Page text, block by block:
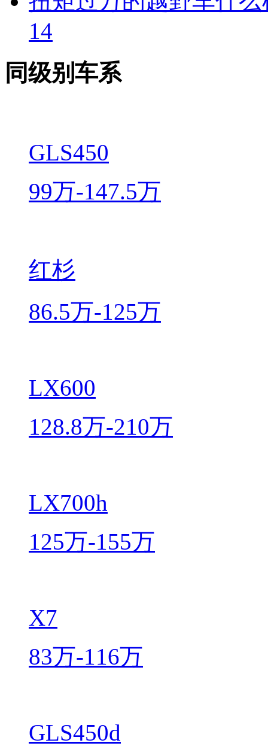
14
同级别车系
GLS450
99万-147.5万
红杉
86.5万-125万
LX600
128.8万-210万
LX700h
125万-155万
X7
83万-116万
GLS450d